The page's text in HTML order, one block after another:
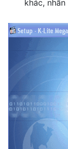
khác, nhấn